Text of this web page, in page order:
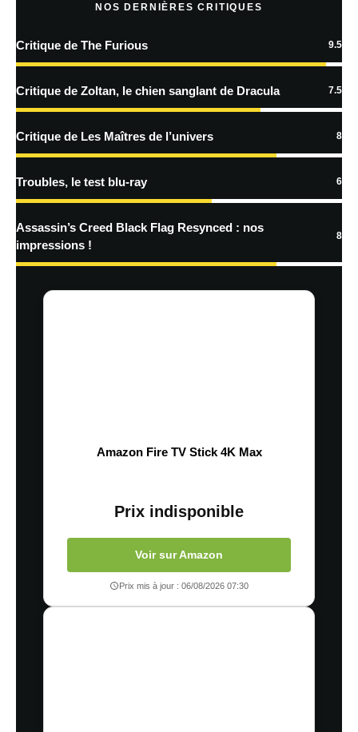
En savoir
traitées
NOS DERNIÈRES CRITIQUES
Critique de The Furious 9.5
Critique de Zoltan, le chien sanglant de Dracula 7.5
Critique de Les Maîtres de l’univers 8
Troubles, le test blu-ray 6
Assassin’s Creed Black Flag Resynced : nos
impressions !
8
Amazon Fire TV Stick 4K Max
Prix indisponible
Voir sur Amazon
Prix mis à jour : 06/08/2026 07:30